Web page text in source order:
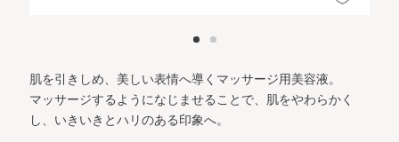
肌を引きしめ、美しい表情へ導くマッサージ用美容液。
マッサージするようになじませることで、肌をやわらかく
し、いきいきとハリのある印象へ。